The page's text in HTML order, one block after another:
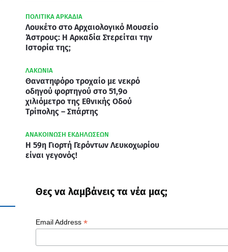
ΠΟΛΙΤΙΚΑ ΑΡΚΑΔΙΑ
Λουκέτο στο Αρχαιολογικό Μουσείο
Άστρους: Η Αρκαδία Στερείται την
Ιστορία της;
ΛΑΚΩΝΙΑ
Θανατηφόρο τροχαίο με νεκρό
οδηγού φορτηγού στο 51,9ο
χιλιόμετρο της Εθνικής Οδού
Τρίπολης – Σπάρτης
ΑΝΑΚΟΙΝΩΣΗ ΕΚΔΗΛΩΣΕΩΝ
Η 59η Γιορτή Γερόντων Λευκοχωρίου
είναι γεγονός!
Θες να λαμβάνεις τα νέα μας;
Email Address *